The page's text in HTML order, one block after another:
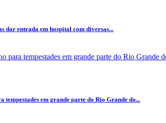
dar entrada em hospital com diversas...
em grande parte do Rio Grande do...